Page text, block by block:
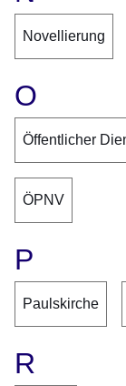
Novellierung
O
Öffentlicher
ÖPNV
P
Paulskirche
R